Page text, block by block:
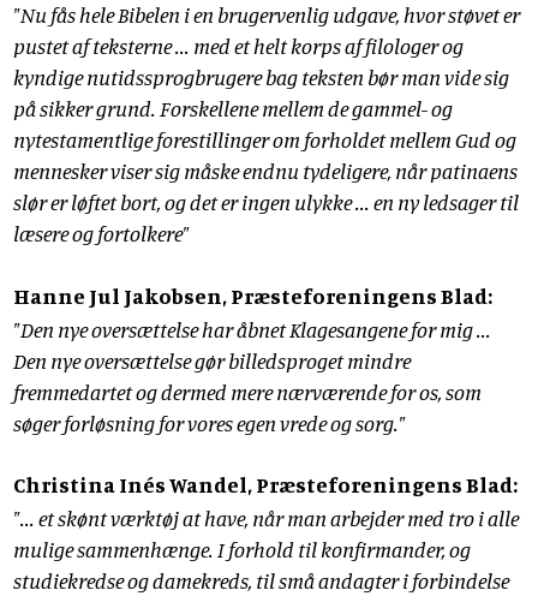
"Nu fås hele Bibelen i en brugervenlig udgave, hvor støvet er
pustet af teksterne ... med et helt korps af filologer og
kyndige nutidssprogbrugere bag teksten bør man vide sig
på sikker grund. Forskellene mellem de gammel- og
nytestamentlige forestillinger om forholdet mellem Gud og
mennesker viser sig måske endnu tydeligere, når patinaens
slør er løftet bort, og det er ingen ulykke ... en ny ledsager til
læsere og fortolkere"
Hanne Jul Jakobsen, Præsteforeningens Blad:
"Den nye oversættelse har åbnet Klagesangene for mig ...
Den nye oversættelse gør billedsproget mindre
fremmedartet og dermed mere nærværende for os, som
søger forløsning for vores egen vrede og sorg."
Christina Inés Wandel, Præsteforeningens Blad:
"... et skønt værktøj at have, når man arbejder med tro i alle
mulige sammenhænge. I forhold til konfirmander, og
studiekredse og damekreds, til små andagter i forbindelse